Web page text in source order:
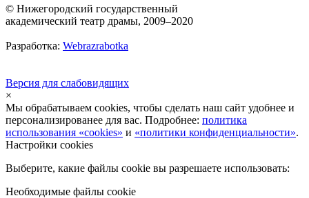
© Нижегородский государственный
академический театр драмы, 2009–2020
Разработка: Webrazrabotka
Версия для слабовидящих
×
Мы обрабатываем cookies, чтобы сделать наш сайт удобнее и
персонализированее для вас. Подробнее: политика
использования «cookies» и «политики конфиденциальности».
Настройки cookies
Выберите, какие файлы cookie вы разрешаете использовать:
Необходимые файлы cookie